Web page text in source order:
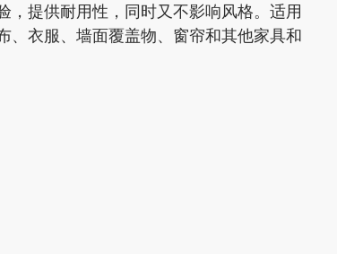
，提供耐用性，同时又不影响风格。适用
、衣服、墙面覆盖物、窗帘和其他家具和